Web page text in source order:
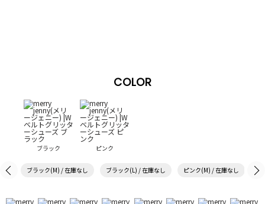
COLOR
ブラック ピンク
ブラック(M) / 在庫なし ブラック(L) / 在庫なし ピンク(M) / 在庫なし ピ